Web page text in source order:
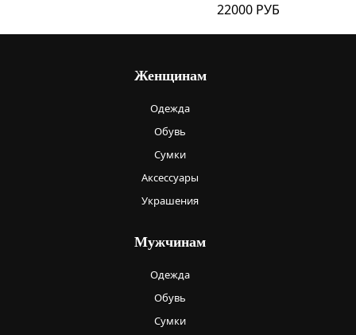
22000 РУБ
Женщинам
Одежда
Обувь
Сумки
Аксессуары
Украшения
Мужчинам
Одежда
Обувь
Сумки